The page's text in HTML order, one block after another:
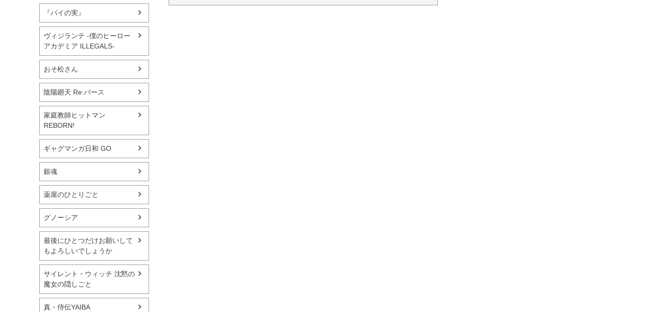
『パイの実』
ヴィジランテ -僕のヒーロー
アカデミア ILLEGALS-
おそ松さん
陰陽廻天 Re:バース
家庭教師ヒットマン
REBORN!
ギャグマンガ日和 GO
銀魂
薬屋のひとりごと
グノーシア
最後にひとつだけお願いして
もよろしいでしょうか
サイレント・ウィッチ 沈黙の
魔女の隠しごと
真・侍伝YAIBA